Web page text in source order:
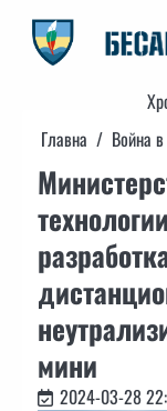
content
Главна
Война
мини
2024-03-28